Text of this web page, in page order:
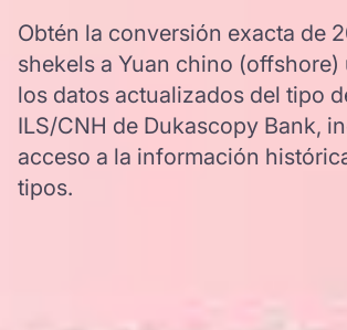
Obtén la conversión exacta de
shekels a Yuan chino
los datos actualizados del tipo
ILS/CNH de Dukascopy Bank,
acceso a la información
tipos.